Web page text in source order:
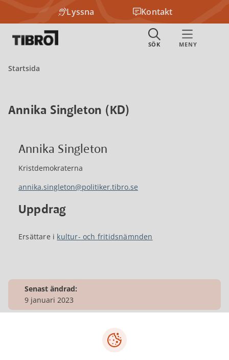
Lyssna Kontakt
Startsida
Annika Singleton (KD)
Annika Singleton
Kristdemokraterna
annika.singleton@politiker.tibro.se
Uppdrag
Ersättare i kultur- och fritidsnämnden
Senast ändrad:
9 januari 2023